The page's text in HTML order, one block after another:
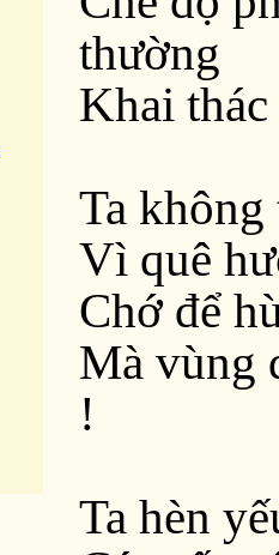
thường
Khai
Ta
Vì quê
Chớ để
Mà vùng
!
Ta hèn